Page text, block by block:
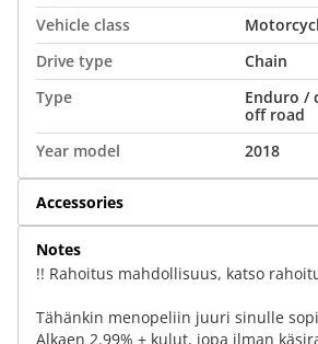
Vehicle class
Drive type
Chain
Type
Enduro /
off road
Year model
2018
Accessories
Notes
!! Rahoitus mahdollisuus, katso
Tähänkin menopeliin juuri sinulle
Alkaen 2.99% + kulut, jopa ilman